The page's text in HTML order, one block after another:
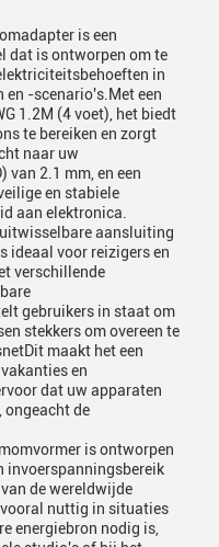
is een
dat is ontworpen om te
in
-scenario's.Met een
1.2M (4 voet), het biedt
te bereiken en zorgt
naar uw
van 2.1 mm, en een
en stabiele
aan elektronica.
aansluiting
ideaal voor reizigers en
verschillende
gebruikers in staat om
stekkers om overeen te
maakt het een
en
dat uw apparaten
ongeacht de
is ontworpen
invoerspanningsbereik
de wereldwijde
nuttig in situaties
energiebron nodig is,